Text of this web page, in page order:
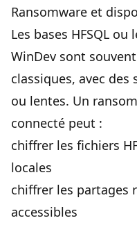
Ransomware et
Les bases HFSQL ou
WinDev sont
classiques, avec
ou lentes. Un
connecté peut :
chiffrer les fichiers
locales
chiffrer les partages
accessibles